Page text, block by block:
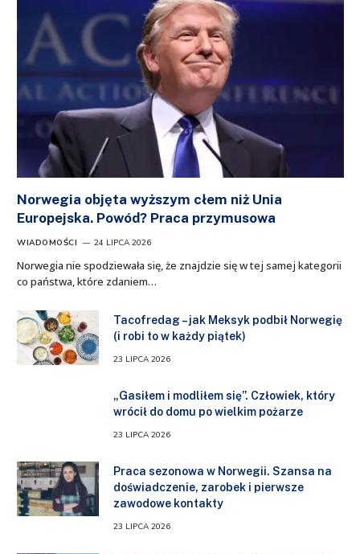
Norwegia objęta wyższym cłem niż Unia
Europejska. Powód? Praca przymusowa
WIADOMOŚCI 24 LIPCA 2026
Norwegia nie spodziewała się, że znajdzie się w tej samej kategorii
co państwa, które zdaniem…
Tacofredag – jak Meksyk podbił Norwegię
(i robi to w każdy piątek)
23 LIPCA 2026
„Gasiłem i modliłem się”. Człowiek, który
wrócił do domu po wielkim pożarze
23 LIPCA 2026
Praca sezonowa w Norwegii. Szansa na
doświadczenie, zarobek i pierwsze
zawodowe kontakty
23 LIPCA 2026